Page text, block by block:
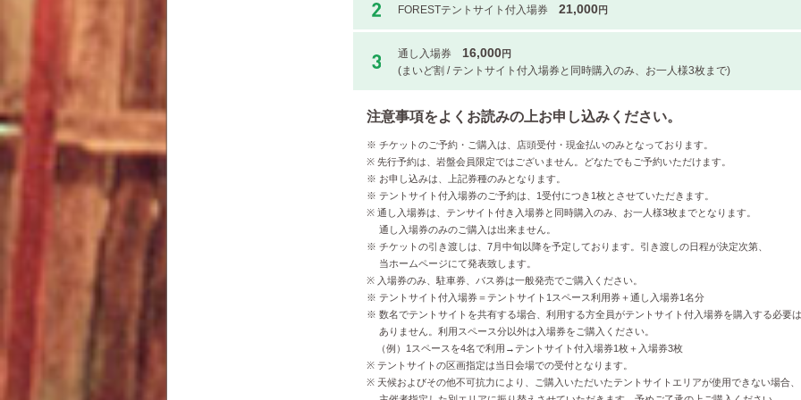
FORESTテントサイト付入場券 21,000円
通し入場券 16,000円
(まいど割 / テントサイト付入場券と同時購入のみ、お一人様3枚まで)
注意事項をよくお読みの上お申し込みください。
※ チケットのご予約・ご購入は、店頭受付・現金払いのみとなっております。
※ 先行予約は、岩盤会員限定ではございません。どなたでもご予約いただけます。
※ お申し込みは、上記券種のみとなります。
※ テントサイト付入場券のご予約は、1受付につき1枚とさせていただきます。
※ 通し入場券は、テンサイト付き入場券と同時購入のみ、お一人様3枚までとなります。
通し入場券のみのご購入は出来ません。
※ チケットの引き渡しは、7月中旬以降を予定しております。引き渡しの日程が決定次第、
当ホームページにて発表致します。
※ 入場券のみ、駐車券、バス券は一般発売でご購入ください。
※ テントサイト付入場券＝テントサイト1スペース利用券＋通し入場券1名分
※ 数名でテントサイトを共有する場合、利用する方全員がテントサイト付入場券を購入する必要は
ありません。利用スペース分以外は入場券をご購入ください。
（例）1スペースを4名で利用→テントサイト付入場券1枚＋入場券3枚
※ テントサイトの区画指定は当日会場での受付となります。
※ 天候およびその他不可抗力により、ご購入いただいたテントサイトエリアが使用できない場合、